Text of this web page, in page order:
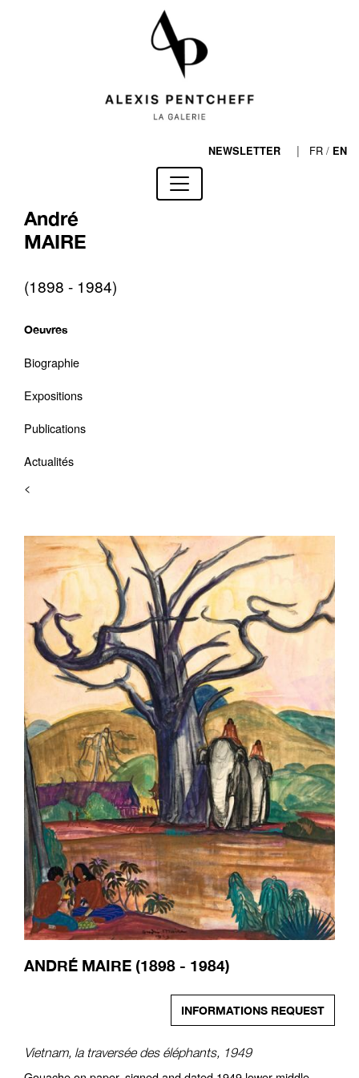
NEWSLETTER | FR / EN
André
MAIRE
(1898 - 1984)
Oeuvres
Biographie
Expositions
Publications
Actualités
<
ANDRÉ MAIRE (1898 - 1984)
INFORMATIONS REQUEST
Vietnam, la traversée des éléphants, 1949